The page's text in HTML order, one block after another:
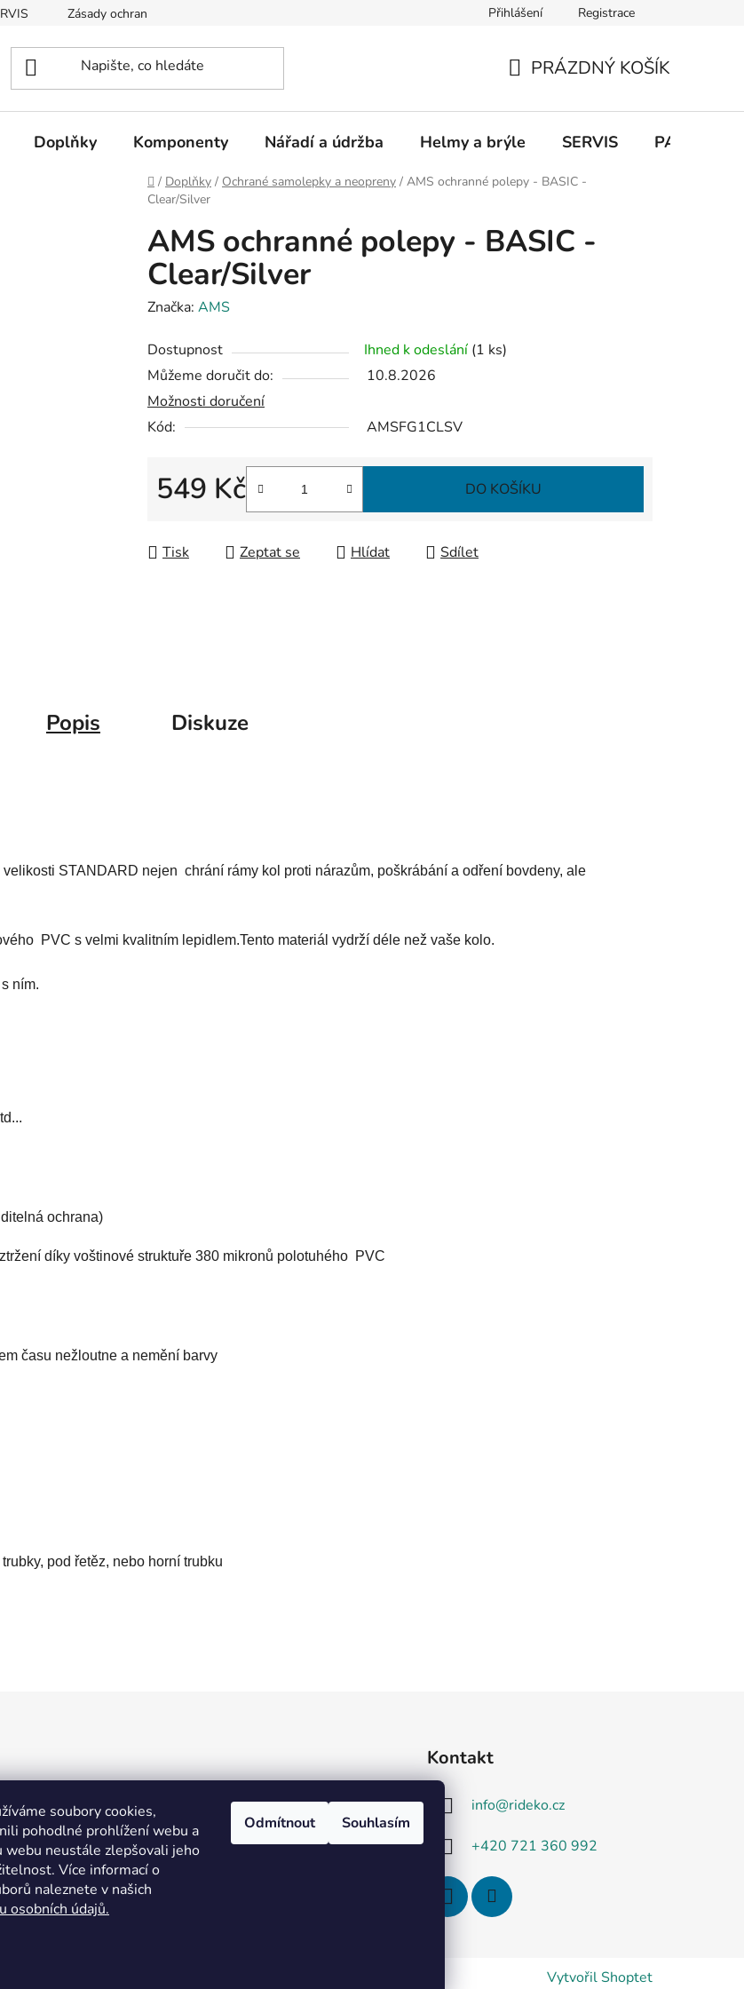
soubory cookies,
pohodlné prohlížení webu a
webu neustále zlepšovali jeho
Více informací o
naleznete v našich
osobních údajů.
Odmítnout Souhlasím
Zásady ochrany osobních údajů Přihlášení Registrace
KOŠÍK
PRÁZDNÝ KOŠÍK
Doplňky Komponenty Nářadí a údržba Helmy a brýle SERVIS
Domů
/ Doplňky / Ochrané samolepky a neopreny / AMS ochranné polepy - BASIC -
Clear/Silver
AMS ochranné polepy - BASIC -
Clear/Silver
Značka: AMS
Dostupnost Ihned k odeslání (1 ks)
Můžeme doručit do:
10.8.2026
Možnosti doručení
Kód:
AMSFG1CLSV
549 Kč DO KOŠÍKU
Tisk Zeptat se Hlídat Sdílet
Popis Diskuze
STANDARD nejen chrání rámy kol proti nárazům, poškrábání a odření bovdeny, ale
PVC s velmi kvalitním lepidlem.Tento materiál vydrží déle než vaše kolo.
ním.
ochrana)
díky voštinové struktuře 380 mikronů polotuhého PVC
času nežloutne a nemění barvy
pod řetěz, nebo horní trubku
Kontakt
info@rideko.cz
+420 721 360 992
Vytvořil Shoptet